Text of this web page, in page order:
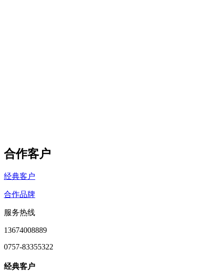
合作客户
经典客户
合作品牌
服务热线
13674008889
0757-83355322
经典客户